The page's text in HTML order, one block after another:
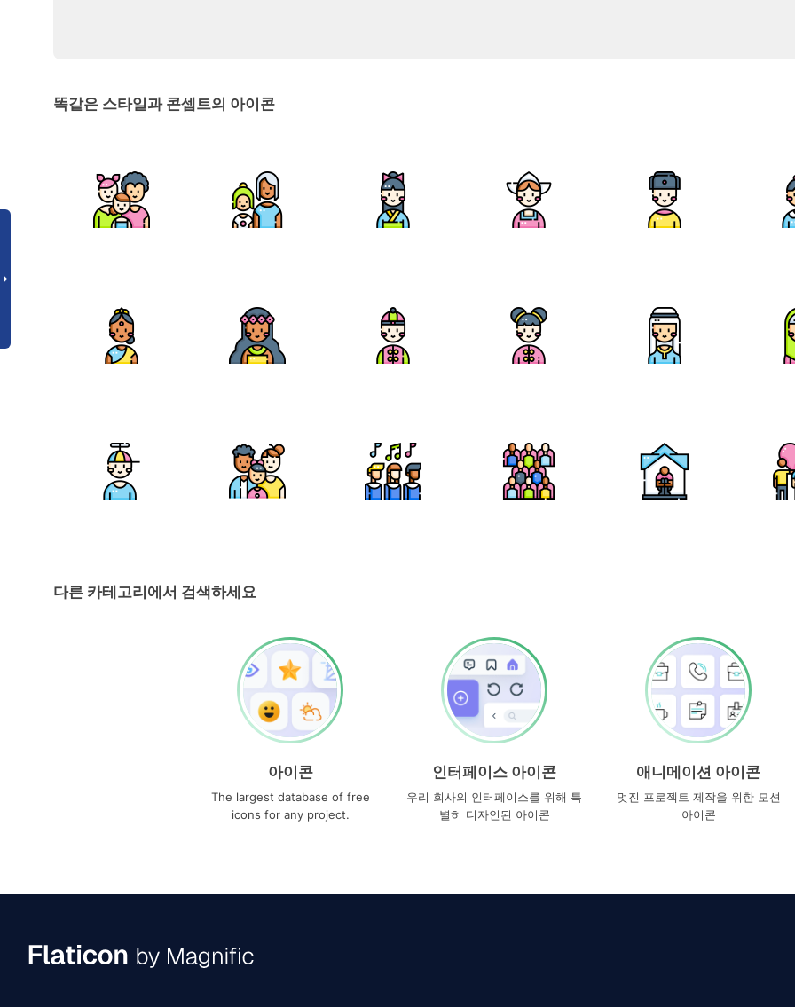
똑같은 스타일과 콘셉트의 아이콘
다른 카테고리에서 검색하세요
아이콘
The largest database of free
icons for any project.
인터페이스 아이콘
우리 회사의 인터페이스를 위해 특
별히 디자인된 아이콘
애니메이션 아이콘
멋진 프로젝트 제작을 위한 모션
아이콘